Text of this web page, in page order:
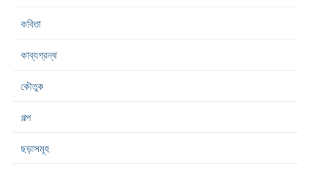
কবিতা
কাব্যগ্রন্থ
কৌতুক
গল্প
ছড়াসমূহ